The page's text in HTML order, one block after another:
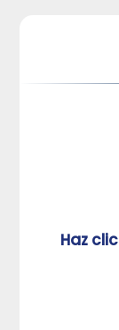
Haz